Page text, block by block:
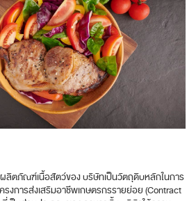
ตภัณฑ์เนื้อสัตว์ของ บริษัทเป็นวัตถุดิบหลักในการ
งการส่งเสริมอาชีพเกษตรกรรายย่อย (Contract